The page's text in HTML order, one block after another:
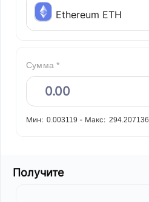
Ethereum ETH
Сумма *
Мин: 0.003119 - Макс: 294.207136
Получите